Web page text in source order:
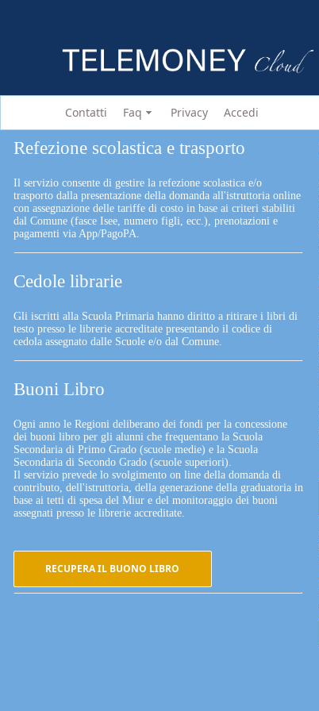
Contatti Faq Privacy Accedi
Refezione scolastica e trasporto
Il servizio consente di gestire la refezione scolastica e/o
trasporto dalla presentazione della domanda all'istruttoria online
con assegnazione delle tariffe di costo in base ai criteri stabiliti
dal Comune (fasce Isee, numero figli, ecc.), prenotazioni e
pagamenti via App/PagoPA.
Cedole librarie
Gli iscritti alla Scuola Primaria hanno diritto a ritirare i libri di
testo presso le librerie accreditate presentando il codice di
cedola assegnato dalle Scuole e/o dal Comune.
Buoni Libro
Ogni anno le Regioni deliberano dei fondi per la concessione
dei buoni libro per gli alunni che frequentano la Scuola
Secondaria di Primo Grado (scuole medie) e la Scuola
Secondaria di Secondo Grado (scuole superiori).
Il servizio prevede lo svolgimento on line della domanda di
contributo, dell'istruttoria, della generazione della graduatoria in
base ai tetti di spesa del Miur e del monitoraggio dei buoni
assegnati presso le librerie accreditate.
RECUPERA IL BUONO LIBRO